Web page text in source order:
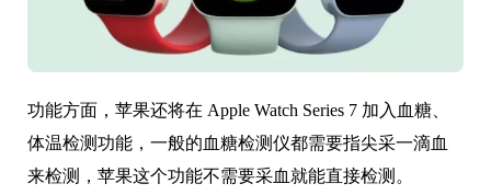
功能方面，苹果还将在 Apple Watch Series 7 加入血糖、
体温检测功能，一般的血糖检测仪都需要指尖采一滴血
来检测，苹果这个功能不需要采血就能直接检测。